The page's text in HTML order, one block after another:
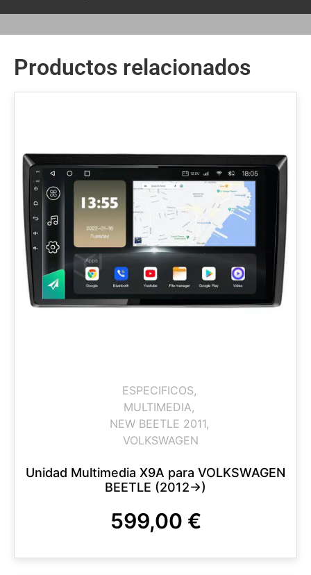
Productos relacionados
ESPECIFICOS,
MULTIMEDIA,
NEW BEETLE 2011,
VOLKSWAGEN
Unidad Multimedia X9A para VOLKSWAGEN
BEETLE (2012->)
599,00 €